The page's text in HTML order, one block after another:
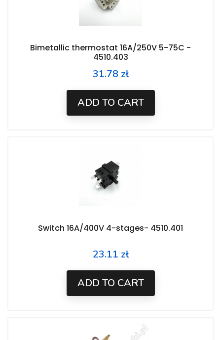
Bimetallic thermostat 16A/250V 5-75C -
4510.403
Price
31.78 zł
ADD TO CART
Switch 16A/400V 4-stages- 4510.401
Price
23.11 zł
ADD TO CART